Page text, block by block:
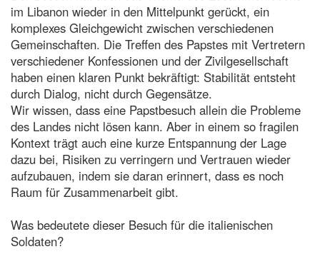
im Libanon wieder in den Mittelpunkt gerückt, ein
komplexes Gleichgewicht zwischen verschiedenen
Gemeinschaften. Die Treffen des Papstes mit Vertretern
verschiedener Konfessionen und der Zivilgesellschaft
haben einen klaren Punkt bekräftigt: Stabilität entsteht
durch Dialog, nicht durch Gegensätze.
Wir wissen, dass eine Papstbesuch allein die Probleme
des Landes nicht lösen kann. Aber in einem so fragilen
Kontext trägt auch eine kurze Entspannung der Lage
dazu bei, Risiken zu verringern und Vertrauen wieder
aufzubauen, indem sie daran erinnert, dass es noch
Raum für Zusammenarbeit gibt.
Was bedeutete dieser Besuch für die italienischen
Soldaten?